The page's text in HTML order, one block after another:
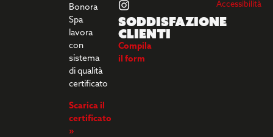
Bonora
Spa
lavora
con
sistema
di qualità
certificato
Scarica il
certificato
»
Soddisfazione
clienti
Compila
il form
Accessibilità